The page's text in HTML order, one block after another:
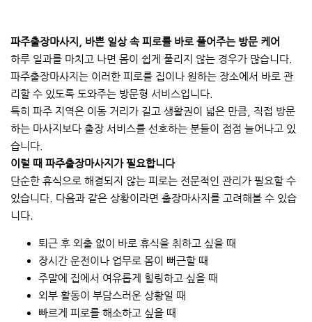
파주출장마사지, 바쁜 일상 속 피로를 바로 풀어주는 방문 케어
하루 일과를 마치고 나면 몸이 쉽게 풀리지 않는 경우가 많습니다.
파주출장마사지는 이러한 피로를 집이나 원하는 장소에서 바로 관
리할 수 있도록 도와주는 방문형 서비스입니다.
특히 파주 지역은 이동 거리가 길고 생활권이 넓은 만큼, 직접 방문
하는 마사지보다 출장 서비스를 선호하는 분들이 점점 늘어나고 있
습니다.
이럴 때 파주출장마사지가 필요합니다
단순한 휴식으로 해결되지 않는 피로는 전문적인 관리가 필요할 수
있습니다. 다음과 같은 상황이라면 출장마사지를 고려해볼 수 있습
니다.
퇴근 후 외출 없이 바로 휴식을 취하고 싶을 때
장시간 운전이나 업무로 몸이 뻐근할 때
주말에 집에서 여유롭게 힐링하고 싶을 때
외부 활동이 부담스러운 상황일 때
빠르게 피로를 해소하고 싶을 때